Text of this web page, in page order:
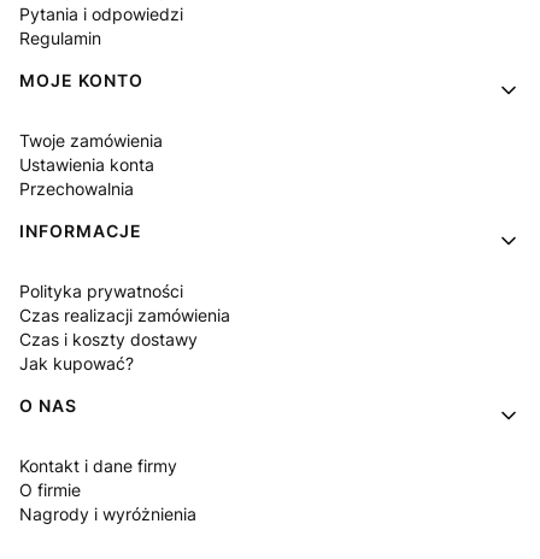
Pytania i odpowiedzi
Regulamin
MOJE KONTO
Twoje zamówienia
Ustawienia konta
Przechowalnia
INFORMACJE
Polityka prywatności
Czas realizacji zamówienia
Czas i koszty dostawy
Jak kupować?
O NAS
Kontakt i dane firmy
O firmie
Nagrody i wyróżnienia